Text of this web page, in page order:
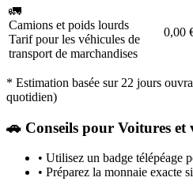
🚛
Camions et poids lourds
Tarif pour les véhicules de
transport de marchandises
0,00
* Estimation basée sur 22 jours
quotidien)
🚗 Conseils pour Voitures et
• Utilisez un badge télépéage
• Préparez la monnaie exacte